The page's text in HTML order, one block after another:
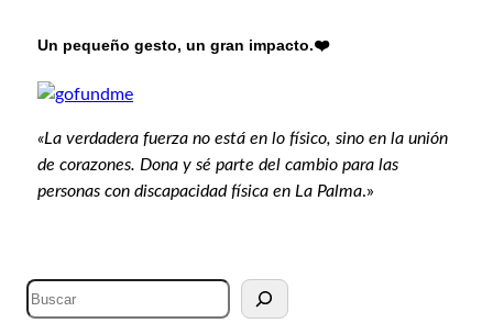
Un pequeño gesto, un gran impacto.❤️
«La verdadera fuerza no está en lo físico, sino en la unión
de corazones. Dona y sé parte del cambio para las
personas con discapacidad física en La Palma.»